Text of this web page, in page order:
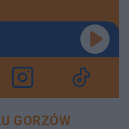
GORZÓW